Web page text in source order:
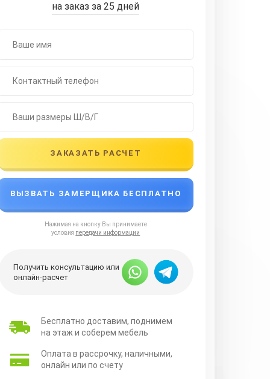
на заказ за 25 дней
ЗАКАЗАТЬ РАСЧЕТ
ВЫЗВАТЬ ЗАМЕРЩИКА БЕСПЛАТНО
Нажимая на кнопку Вы принимаете
условия передачи информации
Получить консультацию или
онлайн-расчет
Бесплатно доставим, поднимем
на этаж и соберем мебель
Оплата в рассрочку, наличными,
онлайн или по счету